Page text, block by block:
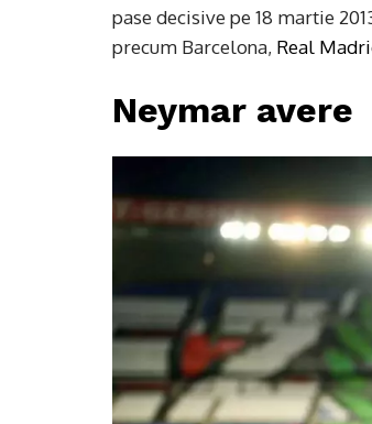
pase decisive pe 18 martie
precum Barcelona, ​​ Real
Neymar avere